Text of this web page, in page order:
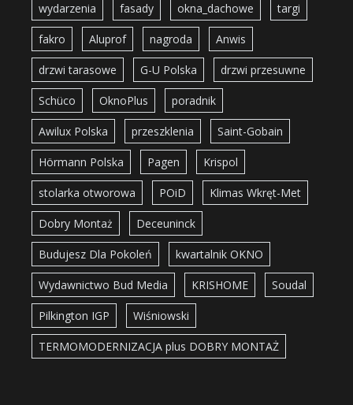
wydarzenia fasady okna_dachowe targi
fakro Aluprof nagroda Anwis
drzwi tarasowe G-U Polska drzwi przesuwne
Schüco OknoPlus poradnik
Awilux Polska przeszklenia Saint-Gobain
Hörmann Polska Pagen Krispol
stolarka otworowa POiD Klimas Wkręt-Met
Dobry Montaż Deceuninck
Budujesz Dla Pokoleń kwartalnik OKNO
Wydawnictwo Bud Media KRISHOME Soudal
Pilkington IGP Wiśniowski
TERMOMODERNIZACJA plus DOBRY MONTAŻ